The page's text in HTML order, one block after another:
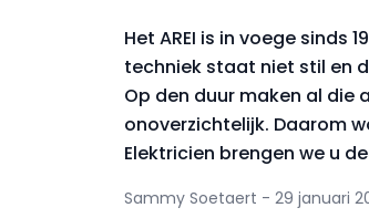
Het AREI is in voege sinds
techniek staat niet stil en
Op den duur maken al die
onoverzichtelijk. Daarom
Elektricien brengen we u
Sammy Soetaert - 29 januari